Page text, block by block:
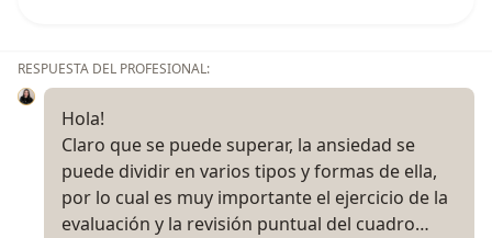
RESPUESTA DEL PROFESIONAL:
Hola!
Claro que se puede superar, la ansiedad se
puede dividir en varios tipos y formas de ella,
por lo cual es muy importante el ejercicio de la
evaluación y la revisión puntual del cuadro…